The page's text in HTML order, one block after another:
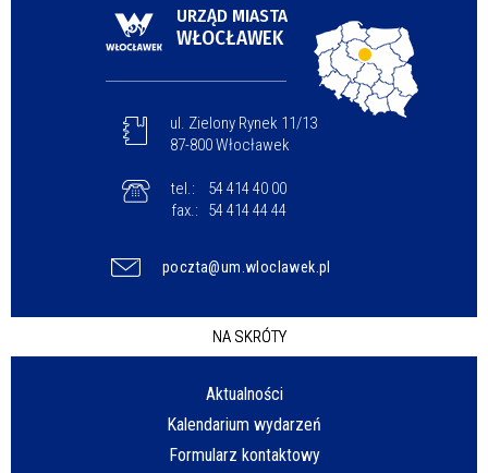
URZĄD MIASTA
WŁOCŁAWEK
ul. Zielony Rynek 11/13
87-800 Włocławek
tel.:
54 414 40 00
fax.:
54 414 44 44
poczta@um.wloclawek.pl
NA SKRÓTY
Aktualności
Kalendarium wydarzeń
Formularz kontaktowy